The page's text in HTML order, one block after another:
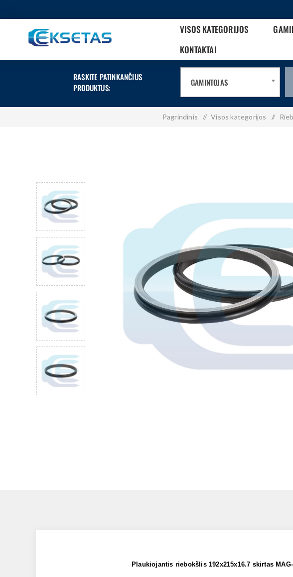
VISOS KATEGORIJOS
KONTAKTAI
RASKITE PATINKANČIUS
PRODUKTUS:
GAMINTOJAS
Pagrindinis / Visos kategorijos /
Plaukiojantis riebokšlis 192x215x16.7 skirtas